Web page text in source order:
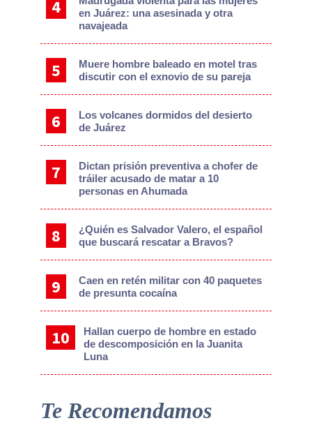
en Juárez: una asesinada y otra
navajeada
Muere hombre baleado en motel tras
discutir con el exnovio de su pareja
Los volcanes dormidos del desierto
de Juárez
Dictan prisión preventiva a chofer de
tráiler acusado de matar a 10
personas en Ahumada
¿Quién es Salvador Valero, el español
que buscará rescatar a Bravos?
Caen en retén militar con 40 paquetes
de presunta cocaína
Hallan cuerpo de hombre en estado
de descomposición en la Juanita
Luna
Te Recomendamos